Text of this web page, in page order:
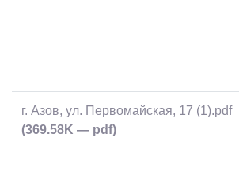
г. Азов, ул. Первомайская, 17 (1).pdf
(369.58K — pdf)